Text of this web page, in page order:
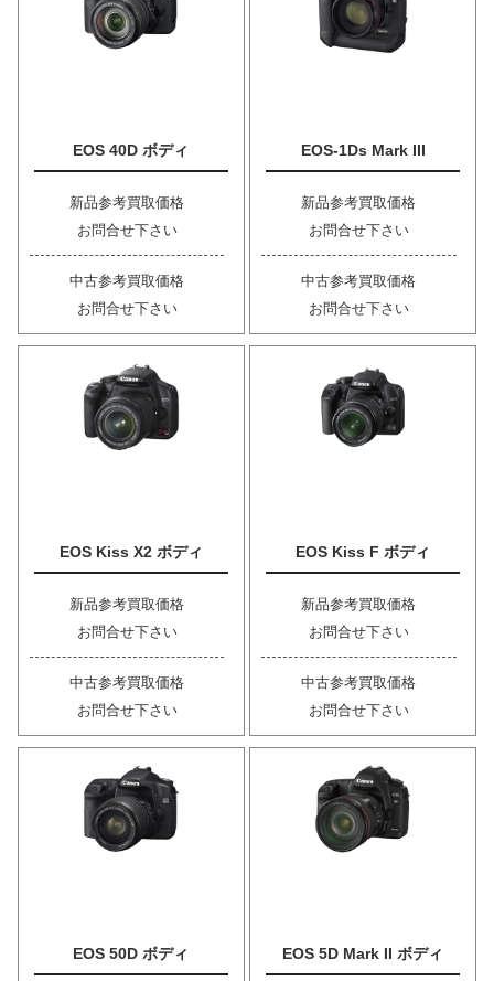
EOS 40D ボディ
新品参考買取価格
お問合せ下さい
中古参考買取価格
お問合せ下さい
EOS-1Ds Mark III
新品参考買取価格
お問合せ下さい
中古参考買取価格
お問合せ下さい
EOS Kiss X2 ボディ
新品参考買取価格
お問合せ下さい
中古参考買取価格
お問合せ下さい
EOS Kiss F ボディ
新品参考買取価格
お問合せ下さい
中古参考買取価格
お問合せ下さい
EOS 50D ボディ EOS 5D Mark II ボディ